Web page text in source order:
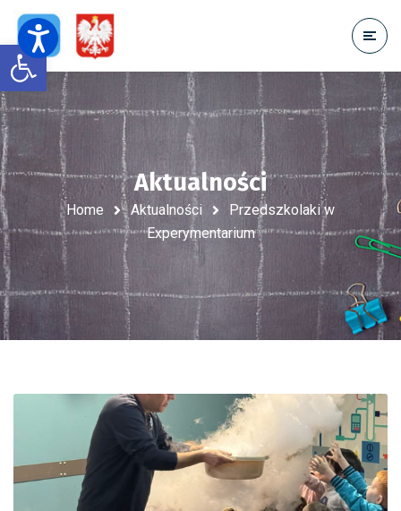
Open toolbar
Aktualności
Home Aktualności
Przedszkolaki w
Experymentarium